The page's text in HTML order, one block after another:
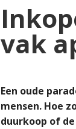
vak
Een oude
mensen. Hoe
duurkoop of